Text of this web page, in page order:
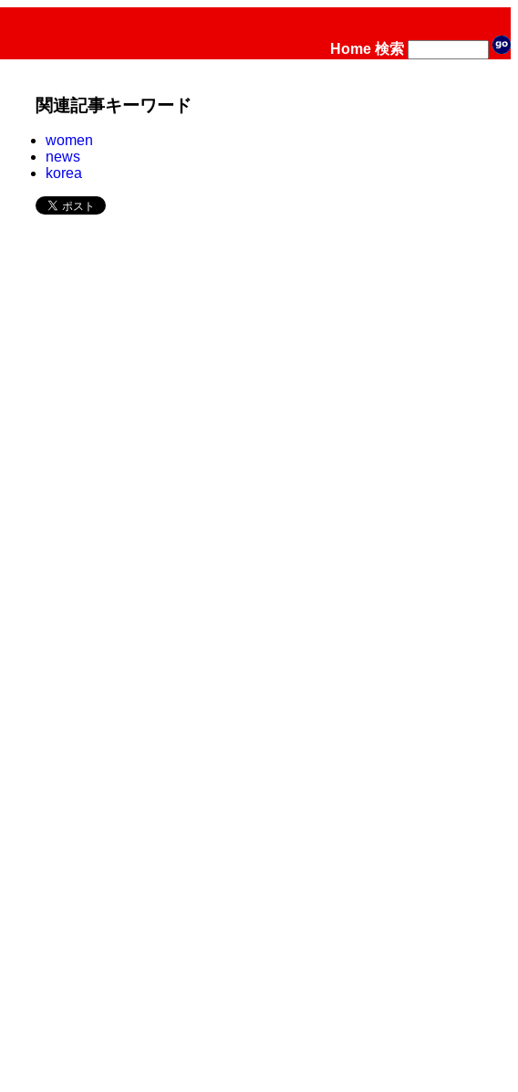
Home 検索
関連記事キーワード
women
news
korea